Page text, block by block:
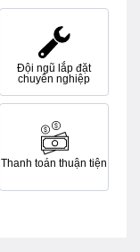
Đội ngũ lắp đặt
chuyên nghiệp
Thanh toán thuận tiện